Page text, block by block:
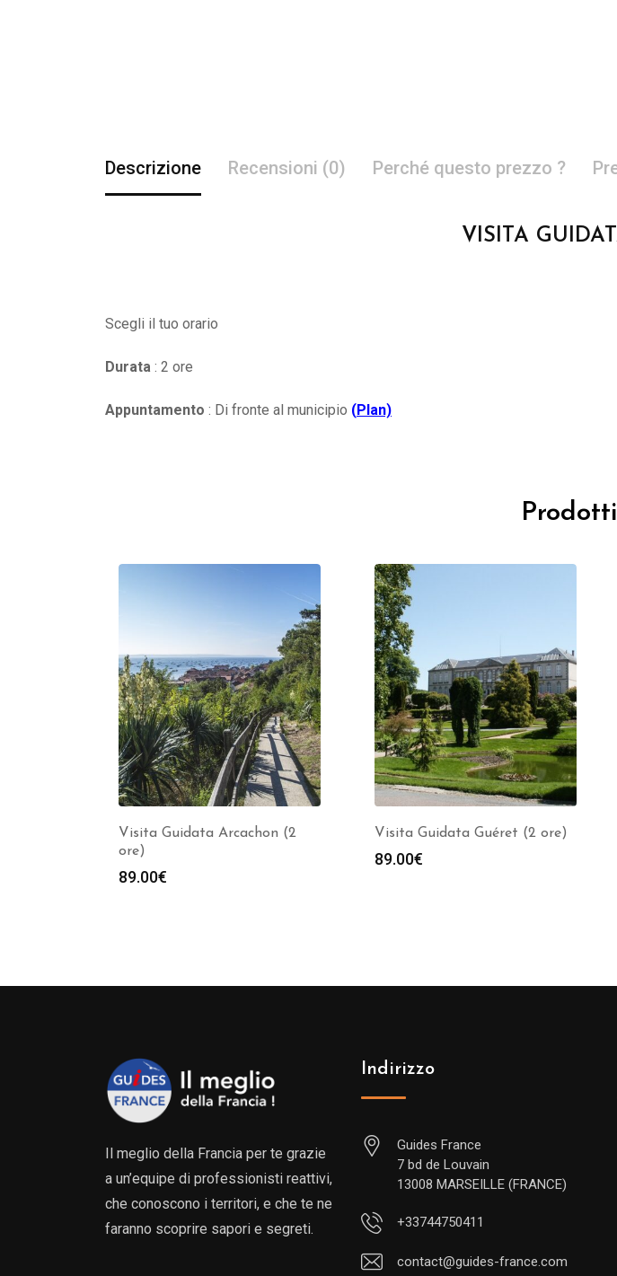
Descrizione Recensioni (0) Perché questo prezzo ?
VISITA
Scegli il tuo orario
Durata : 2 ore
Appuntamento : Di fronte al municipio (Plan)
Visita Guidata Arcachon (2
ore)
89.00€
Visita Guidata Guéret (2 ore)
89.00€
Il meglio della Francia per te grazie
a un’equipe di professionisti reattivi,
che conoscono i territori, e che te ne
faranno scoprire sapori e segreti.
Indirizzo
Guides France
7 bd de Louvain
13008 MARSEILLE (FRANCE)
+33744750411
contact@guides-france.com